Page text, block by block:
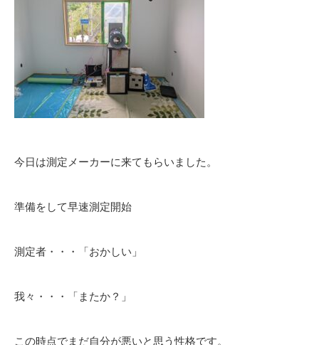
今日は測定メーカーに来てもらいました。
準備をして早速測定開始
測定者・・・「おかしい」
我々・・・「またか？」
この時点でまだ自分が悪いと思う性格です。